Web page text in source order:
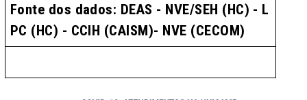
Fonte dos dados: DEAS - NVE/SEH (HC) - L
PC (HC) - CCIH (CAISM)- NVE (CECOM)